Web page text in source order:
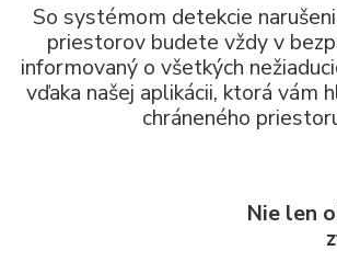
So systémom detekcie
priestorov budete vždy v
informovaný o všetkých
vďaka našej aplikácii, ktorá vám
chráneného
Nie len